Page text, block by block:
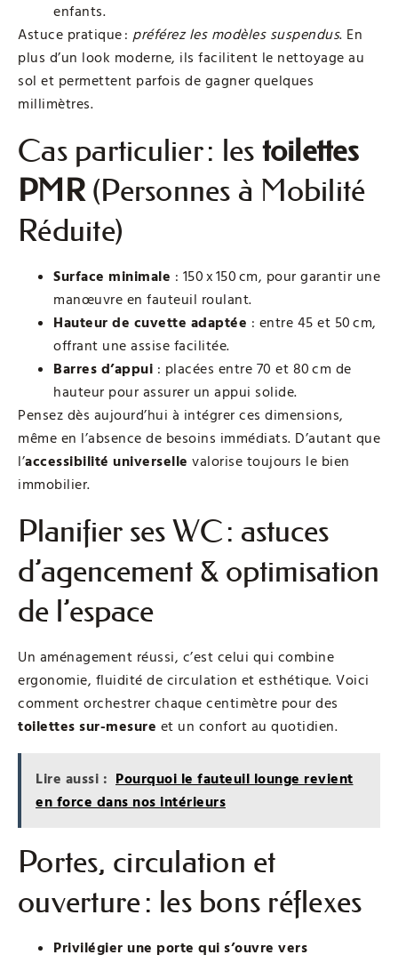
enfants.
Astuce pratique : préférez les modèles suspendus. En
plus d’un look moderne, ils facilitent le nettoyage au
sol et permettent parfois de gagner quelques
millimètres.
Cas particulier : les toilettes
PMR(Personnes à Mobilité
Réduite)
Surface minimale : 150 x 150 cm, pour garantir une
manœuvre en fauteuil roulant.
Hauteur de cuvette adaptée : entre 45 et 50 cm,
offrant une assise facilitée.
Barres d’appui : placées entre 70 et 80 cm de
hauteur pour assurer un appui solide.
Pensez dès aujourd’hui à intégrer ces dimensions,
même en l’absence de besoins immédiats. D’autant que
l’accessibilité universelle valorise toujours le bien
immobilier.
Planifier ses WC : astuces
d’agencement & optimisation
de l’espace
Un aménagement réussi, c’est celui qui combine
ergonomie, fluidité de circulation et esthétique. Voici
comment orchestrer chaque centimètre pour des
toilettes sur-mesure et un confort au quotidien.
Lire aussi : Pourquoi le fauteuil lounge revient
en force dans nos intérieurs
Portes, circulation et
ouverture : les bons réflexes
Privilégier une porte qui s’ouvre vers